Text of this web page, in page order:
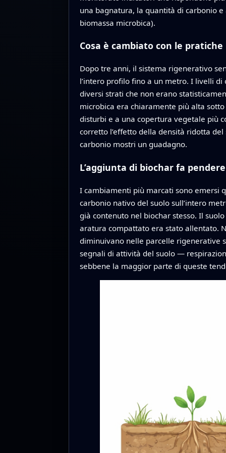
una bagnatura, la quantità di carbonio
biomassa microbica).
Cosa è cambiato con le
Dopo tre anni, il sistema rigenerativo
l’intero profilo fino a un metro. I livelli
diversi strati che non erano
microbica era chiaramente più alta
disturbi e a una copertura vegetale più
corretto l’effetto della densità ridotta
carbonio mostri un guadagno.
L’aggiunta di biochar fa
I cambiamenti più marcati sono emersi
carbonio nativo del suolo sull’intero
già contenuto nel biochar stesso. Il
aratura compattato era stato allentato.
diminuivano nelle parcelle rigenerative
segnali di attività del suolo —
sebbene la maggior parte di queste